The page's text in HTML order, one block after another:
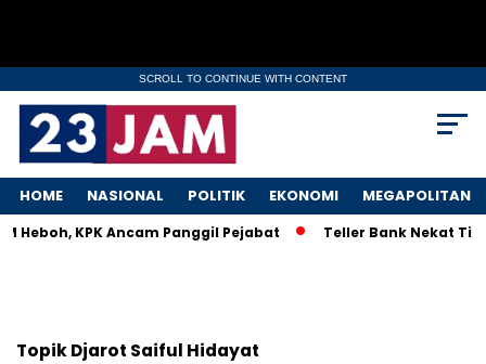
SCROLL TO CONTINUE WITH CONTENT
HOME NASIONAL POLITIK EKONOMI MEGAPOLITAN
Heboh, KPK Ancam Panggil Pejabat Teller Bank Nekat
TopikDjarot Saiful Hidayat